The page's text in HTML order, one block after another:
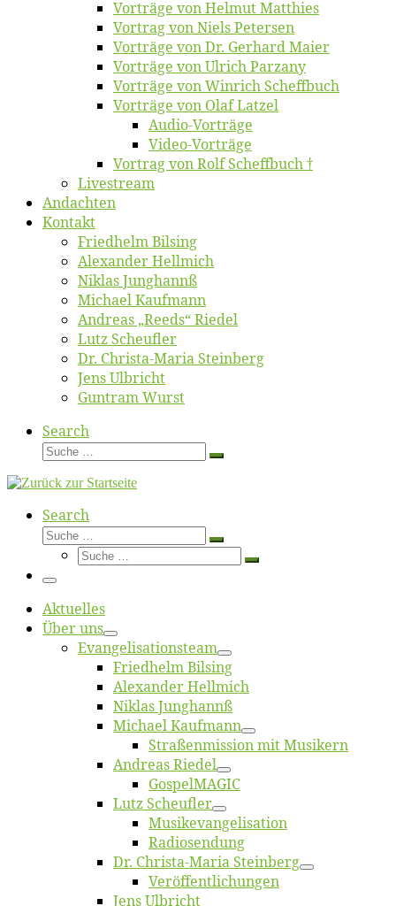
Vor­trä­ge von Hel­mut Matthies
Vor­trag von Niels Petersen
Vor­trä­ge von Dr. Ger­hard Maier
Vor­trä­ge von Ul­rich Parzany
Vor­trä­ge von Win­rich Scheffbuch
Vor­trä­ge von Olaf Latzel
Au­dio-Vor­trä­ge
Vi­deo-Vor­trä­ge
Vor­trag von Rolf Scheffbuch †
Live­stream
An­dach­ten
Kon­takt
Fried­helm Bilsing
Alex­an­der Hellmich
Ni­klas Junghannß
Mi­cha­el Kaufmann
An­dre­as „Reeds“ Riedel
Lutz Scheuf­ler
Dr. Chris­­ta-Ma­ria Steinberg
Jens Ulb­richt
Gun­tram Wurst
Search
Suche
Suche
Search
Suche
Suche
Suche
Suche
Menü
Ak­tu­el­les
Über uns
Evangelisa­tions­team
Fried­helm Bilsing
Alex­an­der Hellmich
Ni­klas Junghannß
Mi­cha­el Kaufmann
Straßenmis­sion mit Musikern
An­dre­as Riedel
Gos­pel­MA­GIC
Lutz Scheuf­ler
Musikevan­ge­li­sa­tion
Ra­dio­sen­dung
Dr. Chris­­ta-Ma­ria Steinberg
Ver­öf­fent­li­chun­gen
Jens Ulb­richt